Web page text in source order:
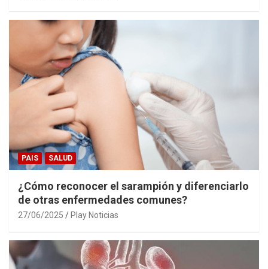
PAIS SALUD
¿Cómo reconocer el sarampión y diferenciarlo
de otras enfermedades comunes?
27/06/2025 Play Noticias